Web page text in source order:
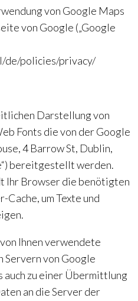
von Google Maps
von Google („Google
de/policies/privacy/
Darstellung von
Fonts die von der Google
4 Barrow St, Dublin,
bereitgestellt werden.
Ihr Browser die benötigten
um Texte und
Ihnen verwendete
Servern von Google
auch zu einer Übermittlung
an die Server der